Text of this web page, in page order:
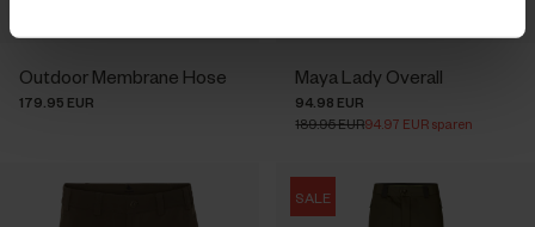
Outdoor Membrane Hose
179.95 EUR
Maya Lady Overall
94.98 EUR
189.95 EUR94.97 EUR sparen
SALE